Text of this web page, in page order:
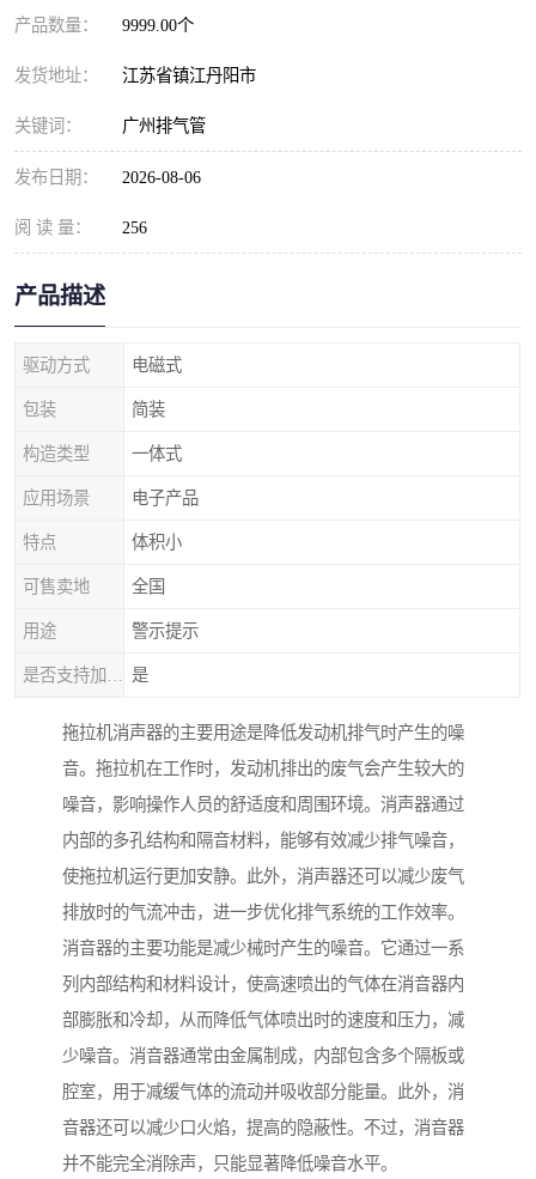
产品数量： 9999.00个
发货地址： 江苏省镇江丹阳市
关键词： 广州排气管
发布日期： 2026-08-06
阅 读 量： 256
产品描述
驱动方式 电磁式
包装 简装
构造类型 一体式
应用场景 电子产品
特点 体积小
可售卖地 全国
用途 警示提示
是
拖拉机消声器的主要用途是降低发动机排气时产生的噪
音。拖拉机在工作时，发动机排出的废气会产生较大的
噪音，影响操作人员的舒适度和周围环境。消声器通过
内部的多孔结构和隔音材料，能够有效减少排气噪音，
使拖拉机运行更加安静。此外，消声器还可以减少废气
排放时的气流冲击，进一步优化排气系统的工作效率。
消音器的主要功能是减少械时产生的噪音。它通过一系
列内部结构和材料设计，使高速喷出的气体在消音器内
部膨胀和冷却，从而降低气体喷出时的速度和压力，减
少噪音。消音器通常由金属制成，内部包含多个隔板或
腔室，用于减缓气体的流动并吸收部分能量。此外，消
音器还可以减少口火焰，提高的隐蔽性。不过，消音器
并不能完全消除声，只能显著降低噪音水平。